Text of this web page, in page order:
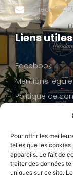
Pour offrir les
telles que les
appareils. Le fait de
traiter des données
uniques sur ce site.
Liens utiles
Facebook
Mentions
Politique de